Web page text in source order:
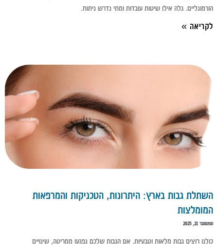
הורמונליים. גלה אילו שיטות עובדות ומתי נדרש ניתוח.
לקריאה »
השתלת גבות בארץ: היתרונות, הטכניקות והמרפאות
המומלצות
ספטמבר 21, 2025
כולנו רוצים גבות מלאות וטבעיות. אם הגבות שלכם נפגעו ממריטה, שינויים